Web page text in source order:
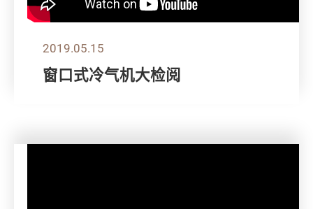
2019.05.15
窗口式冷气机大检阅